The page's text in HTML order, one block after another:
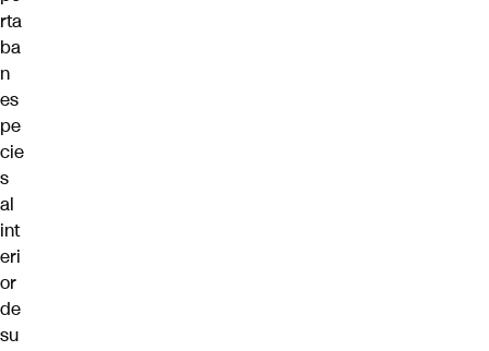
rta
ba
n
es
pe
cie
s
al
int
eri
or
de
su